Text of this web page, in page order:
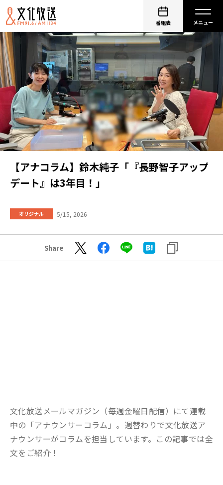
番組表
【アナコラム】鈴木純子「『長野智子アップ
デート』は3年目！」
オリジナル 5/15, 2026
Share
文化放送メールマガジン（毎週金曜日配信）にて連載
中の「アナウンサーコラム」。週替わりで文化放送ア
ナウンサーがコラムを担当しています。この記事では全
文をご紹介！